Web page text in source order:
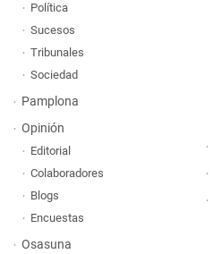
Política
Sucesos
Tribunales
Sociedad
Pamplona
Opinión
Editorial
Colaboradores
Blogs
Encuestas
Osasuna